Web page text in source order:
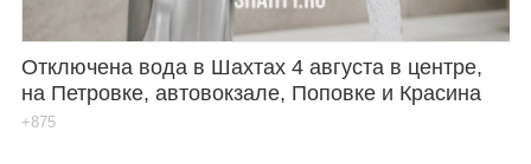
Отключена вода в Шахтах 4 августа в центре,
на Петровке, автовокзале, Поповке и Красина
+875